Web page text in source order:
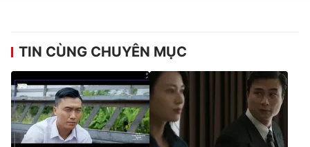
TIN CÙNG CHUYÊN MỤC